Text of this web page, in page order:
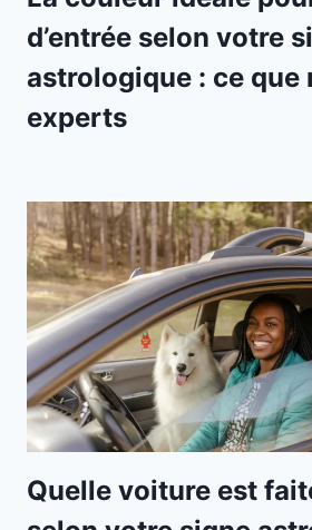
d’entrée selon votre
astrologique : ce que
experts
Quelle voiture est